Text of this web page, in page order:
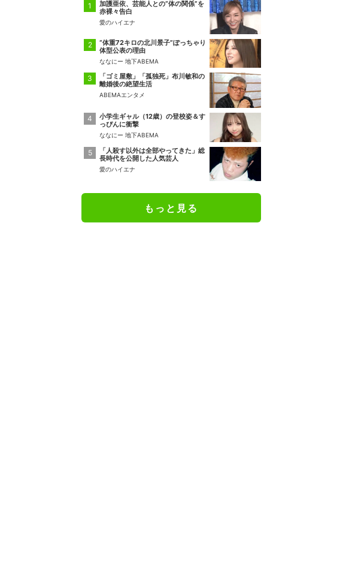
加護亜依、芸能人との“体の関係”を
赤裸々告白
愛のハイエナ
“体重72キロの北川景子”ぽっちゃり
体型公表の理由
ななにー 地下ABEMA
「ゴミ屋敷」「孤独死」布川敏和の
離婚後の絶望生活
ABEMAエンタメ
小学生ギャル（12歳）の登校姿＆す
っぴんに衝撃
ななにー 地下ABEMA
「人殺す以外は全部やってきた」総
長時代を公開した人気芸人
愛のハイエナ
もっと見る